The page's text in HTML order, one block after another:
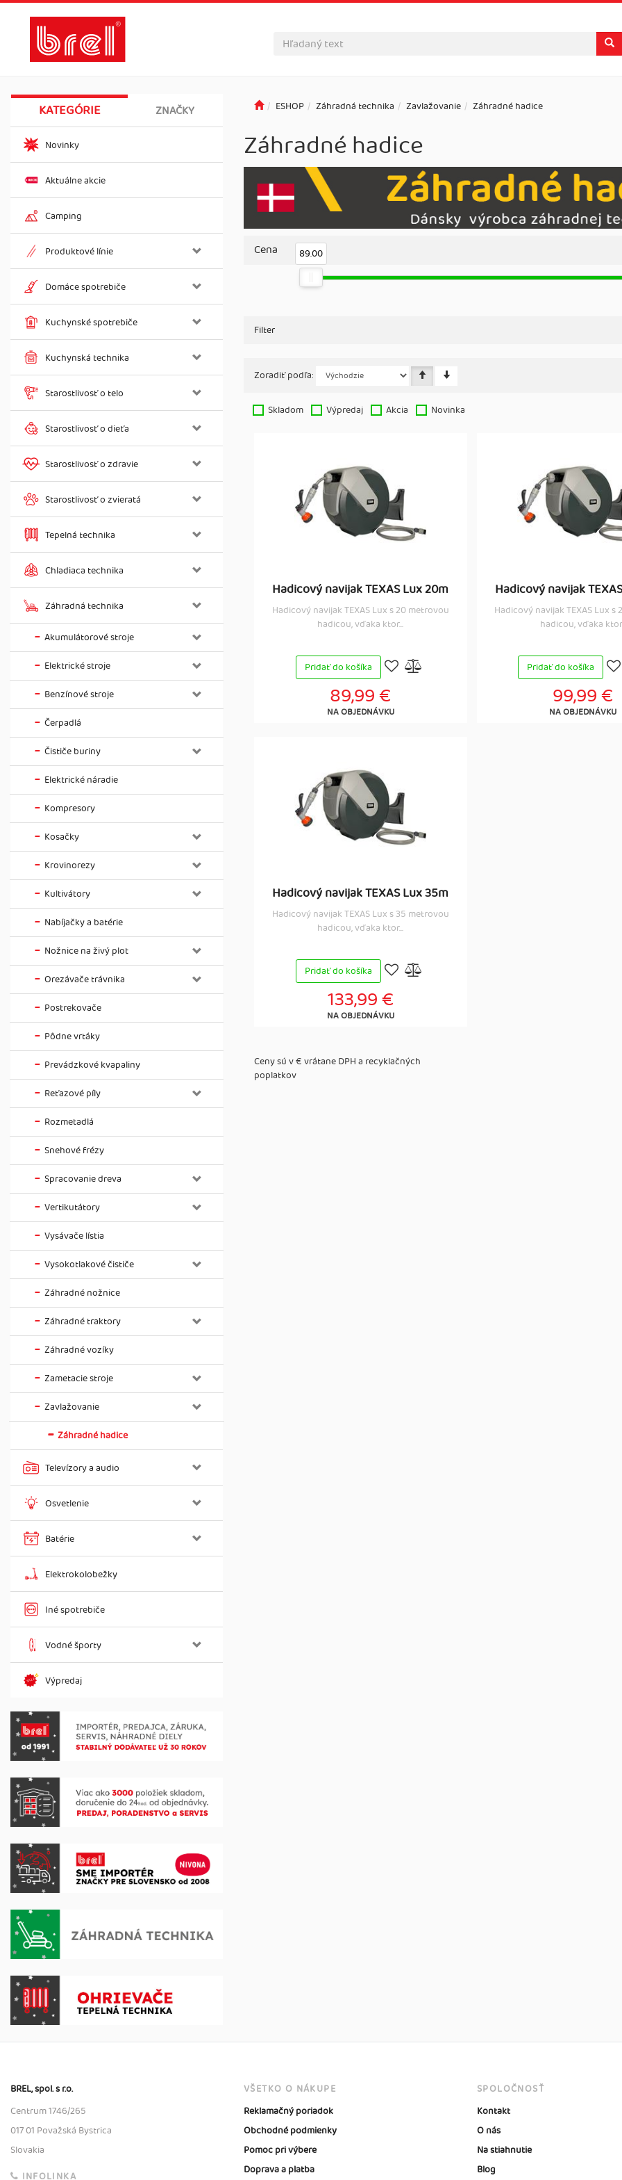
KATEGÓRIE ZNAČKY
Novinky
Aktuálne akcie
Camping
Produktové línie
Domáce spotrebiče
Kuchynské spotrebiče
Kuchynská technika
Starostlivosť o telo
Starostlivosť o dieťa
Starostlivosť o zdravie
Starostlivosť o zvieratá
Tepelná technika
Chladiaca technika
Záhradná technika
Akumulátorové stroje
Elektrické stroje
Benzínové stroje
Čerpadlá
Čističe buriny
Elektrické náradie
Kompresory
Kosačky
Krovinorezy
Kultivátory
Nabíjačky a batérie
Nožnice na živý plot
Orezávače trávnika
Postrekovače
Pôdne vrtáky
Prevádzkové kvapaliny
Reťazové píly
Rozmetadlá
Snehové frézy
Spracovanie dreva
Vertikutátory
Vysávače lístia
Vysokotlakové čističe
Záhradné nožnice
Záhradné traktory
Záhradné vozíky
Zametacie stroje
Zavlažovanie
Záhradné hadice
Televízory a audio
Osvetlenie
Batérie
Elektrokolobežky
Iné spotrebiče
Vodné športy
Výpredaj
ESHOP Záhradná technika Zavlažovanie Záhradné hadice
Záhradné hadice
Cena 89.00
Filter
Zoradiť podľa:
Skladom Výpredaj Akcia Novinka
Hadicový navijak TEXAS Lux 20m
Hadicový navijak TEXAS Lux s 20 metrovou
hadicou, vďaka ktor...
Pridať do košíka
89,99 €
NA OBJEDNÁVKU
Hadicový navijak
Hadicový navijak TEXAS Lux
hadicou, vďaka
Pridať do košíka
99,99 €
NA OBJEDNÁVKU
Hadicový navijak TEXAS Lux 35m
Hadicový navijak TEXAS Lux s 35 metrovou
hadicou, vďaka ktor...
Pridať do košíka
133,99 €
NA OBJEDNÁVKU
Ceny sú v € vrátane DPH a recyklačných
poplatkov
BREL, spol. s r.o.
Centrum 1746/265
017 01 Považská Bystrica
Slovakia
INFOLINKA
VŠETKO O NÁKUPE
Reklamačný poriadok
Obchodné podmienky
Pomoc pri výbere
Doprava a platba
SPOLOČNOSŤ
Kontakt
O nás
Na stiahnutie
Blog